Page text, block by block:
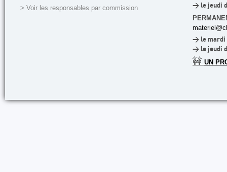
> Voir les responsables par commission
> le jeudi
> le mardi
> le jeudi
🚧 UN